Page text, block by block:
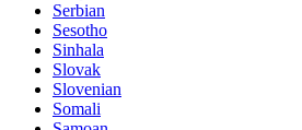
Serbian
Sesotho
Sinhala
Slovak
Slovenian
Somali